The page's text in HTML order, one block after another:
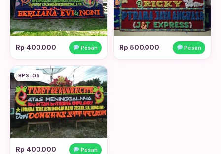
Rp 400.000 Pesan Rp 500.000 Pesan
BPS-06
Rp 400.000 Pesan